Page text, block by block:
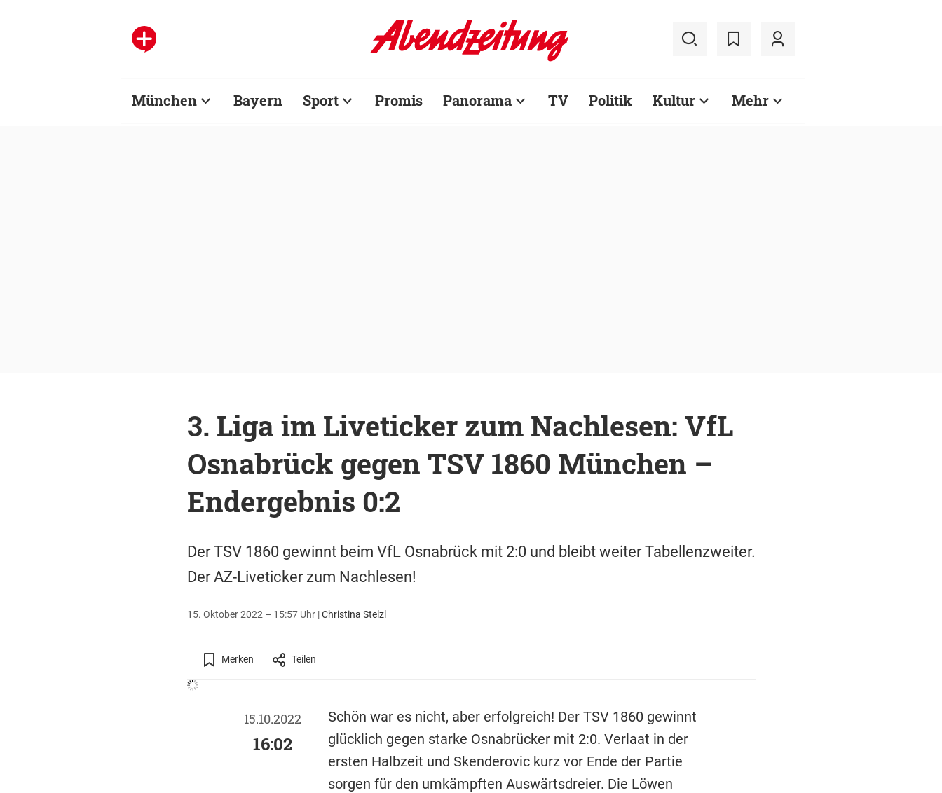
München Bayern Sport Promis Panorama TV Politik Kultur Mehr
3. Liga im Liveticker zum Nachlesen: VfL
Osnabrück gegen TSV 1860 München –
Endergebnis 0:2
Der TSV 1860 gewinnt beim VfL Osnabrück mit 2:0 und bleibt weiter Tabellenzweiter.
Der AZ-Liveticker zum Nachlesen!
15. Oktober 2022 – 15:57 Uhr |Christina Stelzl
Merken Teilen
15.10.2022
16:02
Schön war es nicht, aber erfolgreich! Der TSV 1860 gewinnt
glücklich gegen starke Osnabrücker mit 2:0. Verlaat in der
ersten Halbzeit und Skenderovic kurz vor Ende der Partie
sorgen für den umkämpften Auswärtsdreier. Die Löwen